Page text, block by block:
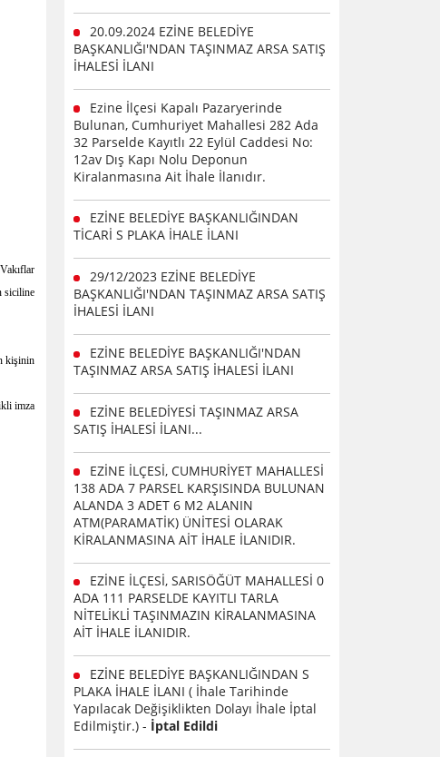
siciline
kişinin
imza
20.09.2024 EZİNE BELEDİYE
BAŞKANLIĞI'NDAN TAŞINMAZ ARSA SATIŞ
İHALESİ İLANI
Ezine İlçesi Kapalı Pazaryerinde
Bulunan, Cumhuriyet Mahallesi 282 Ada
32 Parselde Kayıtlı 22 Eylül Caddesi No:
12av Dış Kapı Nolu Deponun
Kiralanmasına Ait İhale İlanıdır.
EZİNE BELEDİYE BAŞKANLIĞINDAN
TİCARİ S PLAKA İHALE İLANI
29/12/2023 EZİNE BELEDİYE
BAŞKANLIĞI'NDAN TAŞINMAZ ARSA SATIŞ
İHALESİ İLANI
EZİNE BELEDİYE BAŞKANLIĞI'NDAN
TAŞINMAZ ARSA SATIŞ İHALESİ İLANI
EZİNE BELEDİYESİ TAŞINMAZ ARSA
SATIŞ İHALESİ İLANI...
EZİNE İLÇESİ, CUMHURİYET MAHALLESİ
138 ADA 7 PARSEL KARŞISINDA BULUNAN
ALANDA 3 ADET 6 M2 ALANIN
ATM(PARAMATİK) ÜNİTESİ OLARAK
KİRALANMASINA AİT İHALE İLANIDIR.
EZİNE İLÇESİ, SARISÖĞÜT MAHALLESİ 0
ADA 111 PARSELDE KAYITLI TARLA
NİTELİKLİ TAŞINMAZIN KİRALANMASINA
AİT İHALE İLANIDIR.
EZİNE BELEDİYE BAŞKANLIĞINDAN S
PLAKA İHALE İLANI ( İhale Tarihinde
Yapılacak Değişiklikten Dolayı İhale İptal
Edilmiştir.) - İptal Edildi